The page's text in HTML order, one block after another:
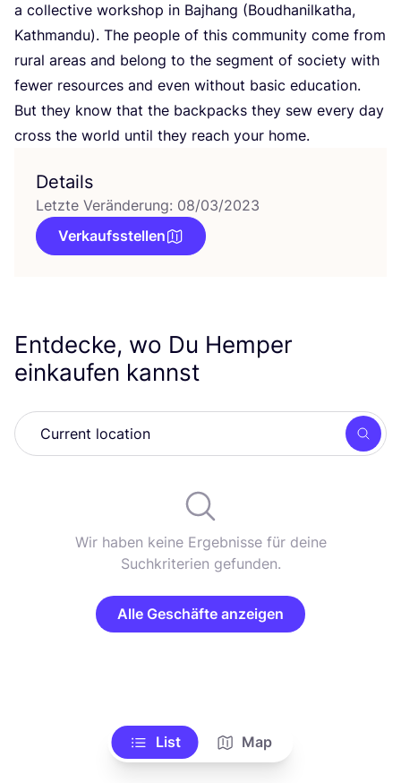
a coll­ec­ti­ve work­shop in Bajhang (Boudha­nil­ka­tha,
Kath­man­du). The peo­p­le of this com­mu­ni­ty come from
rural are­as and belong to the seg­ment of socie­ty with
fewer resour­ces and even wit­hout basic edu­ca­ti­on.
But they know that the back­packs they sew every day
cross the world until they reach your home.
Details
Letzte Veränderung: 08/03/2023
Verkaufsstellen
Entdecke, wo Du Hemper
einkaufen kannst
Wir haben keine Ergebnisse für deine
Suchkriterien gefunden.
Alle Geschäfte anzeigen
List Map